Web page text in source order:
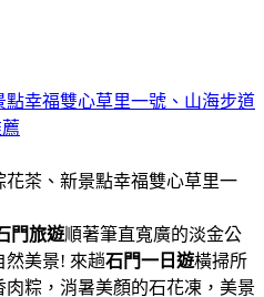
幸福雙心草里一號、山海步道
門旅遊順著筆直寬廣的淡金公
然美景! 來趟石門一日遊橫掃所
粽，消暑美顏的石花凍，美景